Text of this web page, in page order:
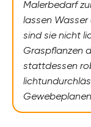
Malerbedarf
lassen
sind sie nicht
Graspflanzen
stattdessen